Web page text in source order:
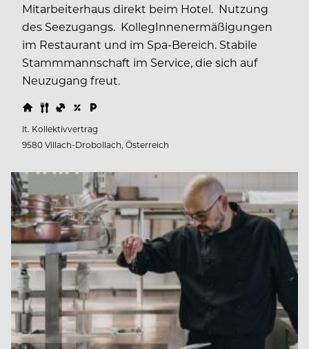
Mitarbeiterhaus direkt beim Hotel. Nutzung
des Seezugangs. KollegInnenermäßigungen
im Restaurant und im Spa-Bereich. Stabile
Stammmannschaft im Service, die sich auf
Neuzugang freut.
lt. Kollektivvertrag
9580 Villach-Drobollach, Österreich